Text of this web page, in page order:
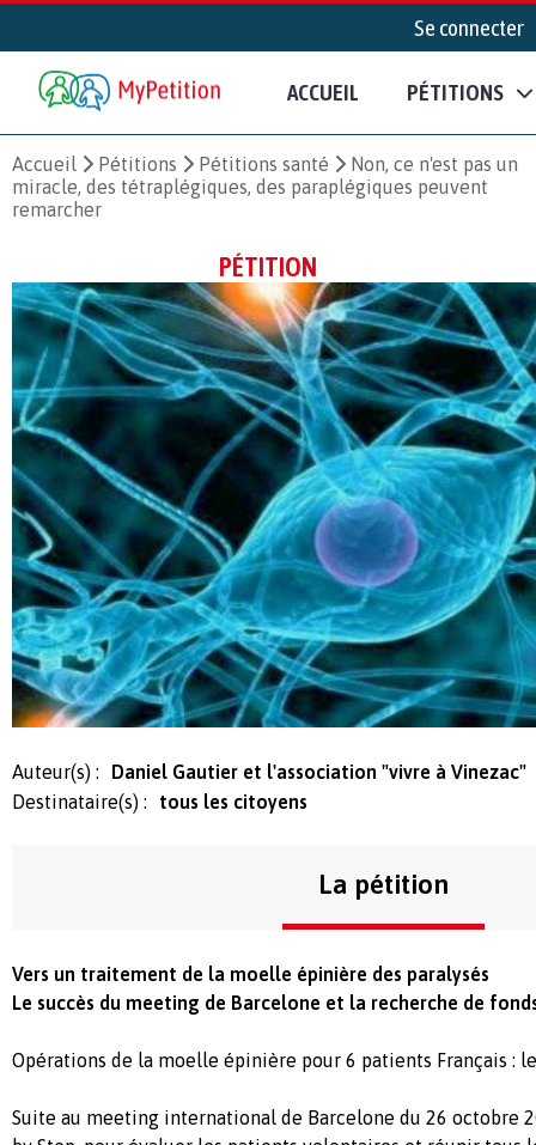
Se connecter
ACCUEIL PÉTITIONS
Accueil Pétitions Pétitions santé
Non, ce n'est pas un
miracle, des tétraplégiques, des paraplégiques peuvent
remarcher
PÉTITION
Auteur(s) :
Daniel Gautier et l'association "vivre à Vinezac"
Destinataire(s) :
tous les citoyens
La pétition
Vers un traitement de la moelle épinière des paralysés
Le succès du meeting de Barcelone et la recherche de
Opérations de la moelle épinière pour 6 patients Français :
Suite au meeting international de Barcelone du 26 octobre